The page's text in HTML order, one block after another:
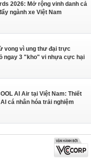
2026: Mở rộng vinh danh cả
ngành xe Việt Nam
vong vì ung thư đại trực
ngay 3 "kho" vi nhựa cực hại
AI Air tại Việt Nam: Thiết
cá nhân hóa trải nghiệm